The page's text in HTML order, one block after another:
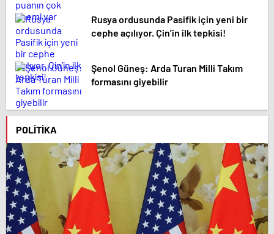
Rusya ordusunda Pasifik için yeni bir
cephe açılıyor. Çin’in ilk tepkisi!
Şenol Güneş: Arda Turan Milli Takım
formasını giyebilir
POLITIKA